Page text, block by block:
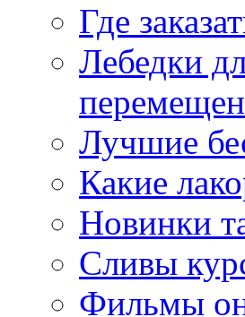
Где
Лебедки
Лучшие
Какие
Новинки
Сливы
Фильмы